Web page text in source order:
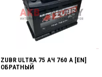
ZUBR ULTRA 75 АЧ 760 А [EN]
ОБРАТНЫЙ